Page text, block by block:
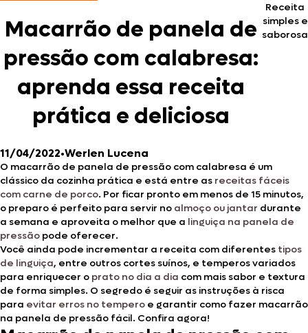
Macarrão de panela de
pressão com calabresa:
aprenda essa receita
prática e deliciosa
Receita
simples e
saborosa
11/04/2022•Werlen Lucena
O macarrão de panela de pressão com calabresa é um
clássico da cozinha prática e está entre as receitas fáceis
com carne de porco. Por ficar pronto em menos de 15 minutos,
o preparo é perfeito para servir no almoço ou jantar durante
a semana e aproveita o melhor que a linguiça na panela de
pressão pode oferecer.
Você ainda pode incrementar a receita com diferentes tipos
de linguiça, entre outros cortes suínos, e temperos variados
para enriquecer o prato no dia a dia com mais sabor e textura
de forma simples. O segredo é seguir as instruções à risca
para evitar erros no tempero e garantir como fazer macarrão
na panela de pressão fácil. Confira agora!